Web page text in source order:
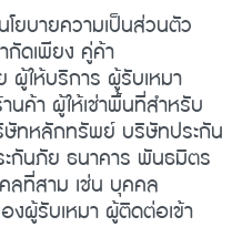
โยบายความเป็นส่วนตัว
กัดเพียง คู่ค้า
ให้บริการ ผู้รับเหมา
นค้า ผู้ให้เช่าพื้นที่สำหรับ
ทหลักทรัพย์ บริษัทประกัน
กันภัย ธนาคาร พันธมิตร
ลที่สาม เช่น บุคคล
ผู้รับเหมา ผู้ติดต่อเข้า